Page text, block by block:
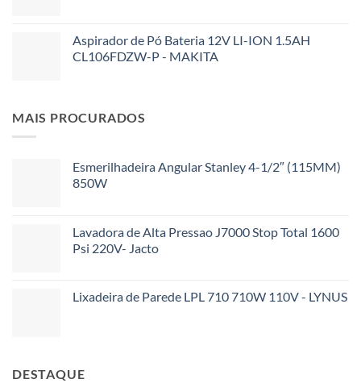
Aspirador de Pó Bateria 12V LI-ION 1.5AH
CL106FDZW-P - MAKITA
MAIS PROCURADOS
Esmerilhadeira Angular Stanley 4-1/2″ (115MM)
850W
Lavadora de Alta Pressao J7000 Stop Total 1600
Psi 220V- Jacto
Lixadeira de Parede LPL 710 710W 110V - LYNUS
DESTAQUE